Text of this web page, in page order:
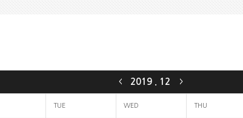
2019 12
< >
TUE WED THU